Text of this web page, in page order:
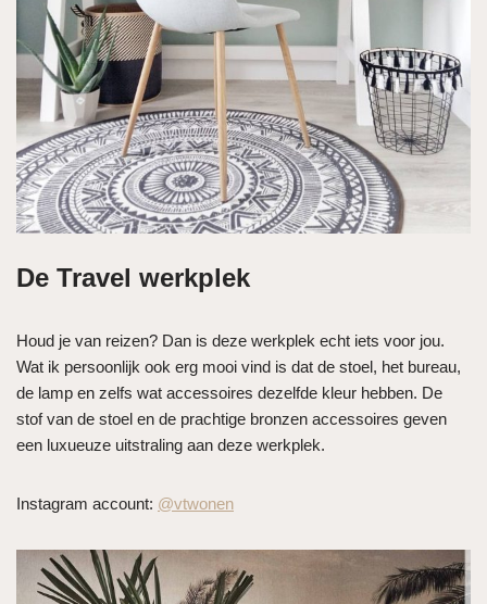
De Travel werkplek
Houd je van reizen? Dan is deze werkplek echt iets voor jou.
Wat ik persoonlijk ook erg mooi vind is dat de stoel, het bureau,
de lamp en zelfs wat accessoires dezelfde kleur hebben. De
stof van de stoel en de prachtige bronzen accessoires geven
een luxueuze uitstraling aan deze werkplek.
Instagram account: @vtwonen